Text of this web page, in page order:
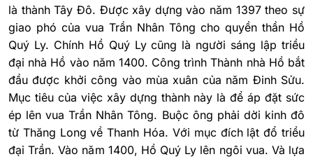
là thành Tây Đô. Được xây dựng vào năm 1397 theo sự
giao phó của vua Trần Nhân Tông cho quyền thần Hồ
Quý Ly. Chính Hồ Quý Ly cũng là người sáng lập triều
đại nhà Hồ vào năm 1400. Công trình Thành nhà Hồ bắt
đầu được khởi công vào mùa xuân của năm Đinh Sửu.
Mục tiêu của việc xây dựng thành này là để áp đặt sức
ép lên vua Trần Nhân Tông. Buộc ông phải dời kinh đô
từ Thăng Long về Thanh Hóa. Với mục đích lật đổ triều
đại Trần. Vào năm 1400, Hồ Quý Ly lên ngôi vua. Và lựa